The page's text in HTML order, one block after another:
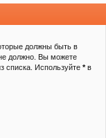
должны быть в
должно. Вы можете
списка. Используйте *в